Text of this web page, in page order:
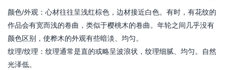
颜色/外观：心材往往呈浅红棕色，边材接近白色。有时，有花纹的
作品会有宽而浅的卷曲，类似于樱桃木的卷曲。年轮之间几乎没有
颜色区别，使桦木的外观有些暗淡、均匀。
纹理/纹理：纹理通常是直的或略呈波浪状，纹理细腻、均匀。自然
光泽低。